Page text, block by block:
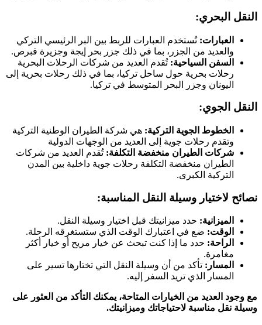
النقل البحري:
العبارات: تُستخدم العبارات للربط بين البر الرئيسي التركي
والعديد من الجزر، بما في ذلك جزر بحر إيجة وجزيرة قبرص.
السفن السياحية: تُقدم العديد من شركات الرحلات البحرية
رحلات بحرية حول ساحل تركيا، بما في ذلك رحلات بحرية إلى
اليونان وجزر البحر المتوسط في تركيا.
النقل الجوي:
الخطوط الجوية التركية: هي شركة الطيران الوطنية التركية
وتقدم رحلات جوية إلى العديد من الوجهات الدولية
شركات الطيران منخفضة التكلفة: تُقدم العديد من شركات
الطيران منخفضة التكلفة رحلات جوية داخلية بين المدن
التركية الكبرى.
نصائح لاختيار وسيلة النقل المناسبة:
الميزانية: حدد ميزانيتك قبل اختيار وسيلة النقل.
الوقت: ضع في اعتبارك الوقت الذي ستستغرقه الرحلة.
الراحة: حدد ما إذا كنت تبحث عن خيار مريح أو خيار أكثر
مغامرة.
المسار: تأكد من أن وسيلة النقل التي تختارها تسير على
المسار الذي تريد السفر إليه.
مع وجود العديد من الخيارات المتاحة، يمكنك التأكد من العثور على
وسيلة نقل مناسبة لاحتياجاتك وميزانيتك.